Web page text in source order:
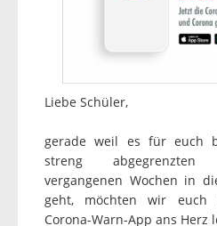
Liebe Schüler,
gerade weil es für euch
streng
vergangenen Wochen in
geht, möchten wir euch
Corona-Warn-App ans Herz